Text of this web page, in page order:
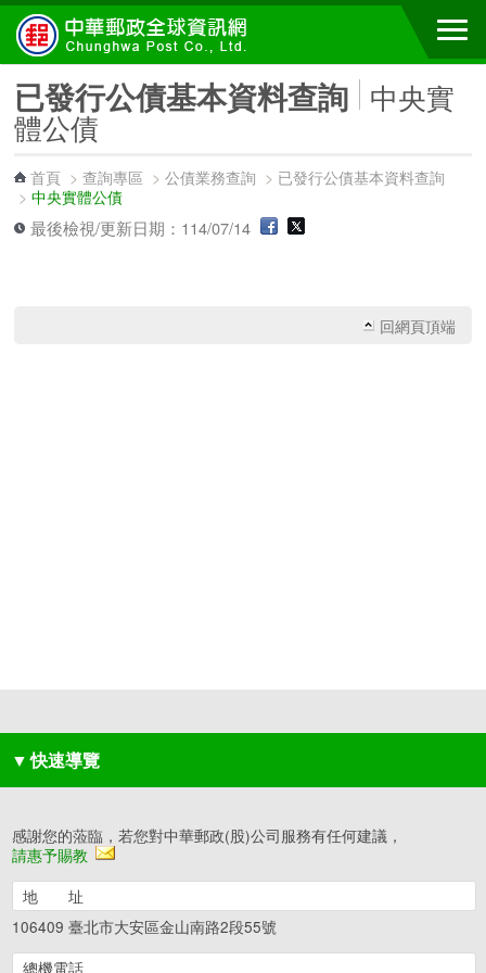
跳到主要內容區塊
已發行公債基本資料查詢 中央實
體公債
首頁 >查詢專區 >公債業務查詢 > 已發行公債基本資料查詢
>中央實體公債
最後檢視/更新日期：114/07/14
回網頁頂端
▼ 快速導覽
感謝您的蒞臨，若您對中華郵政(股)公司服務有任何建議，
請惠予賜教
地 址
106409 臺北市大安區金山南路2段55號
總機電話